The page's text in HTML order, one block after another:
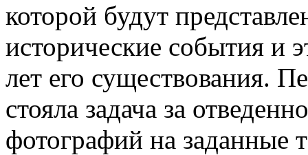
которой будут
исторические события и
лет его существования.
стояла задача за
фотографий на заданные